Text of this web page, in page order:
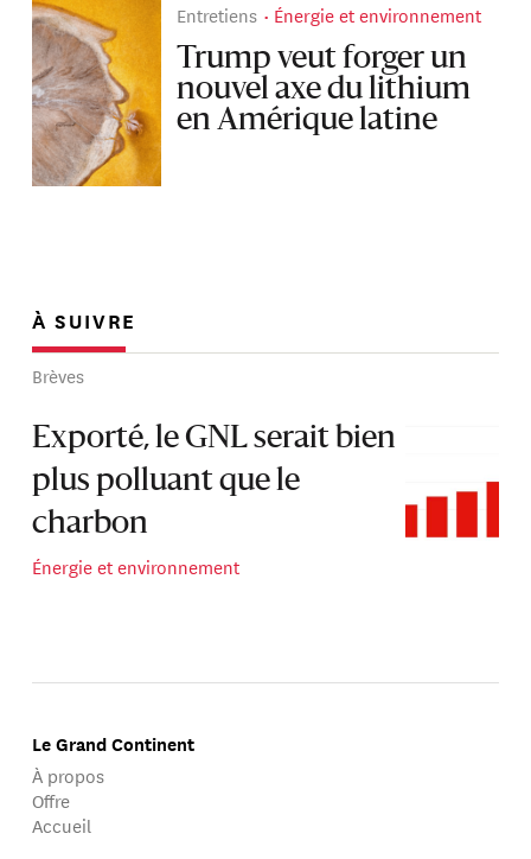
Entretiens Énergie et environnement
Trump veut forger un
nouvel axe du lithium
en Amérique latine
À SUIVRE
Brèves
Exporté, le GNL serait bien
plus polluant que le
charbon
Énergie et environnement
Le Grand Continent
À propos
Offre
Accueil